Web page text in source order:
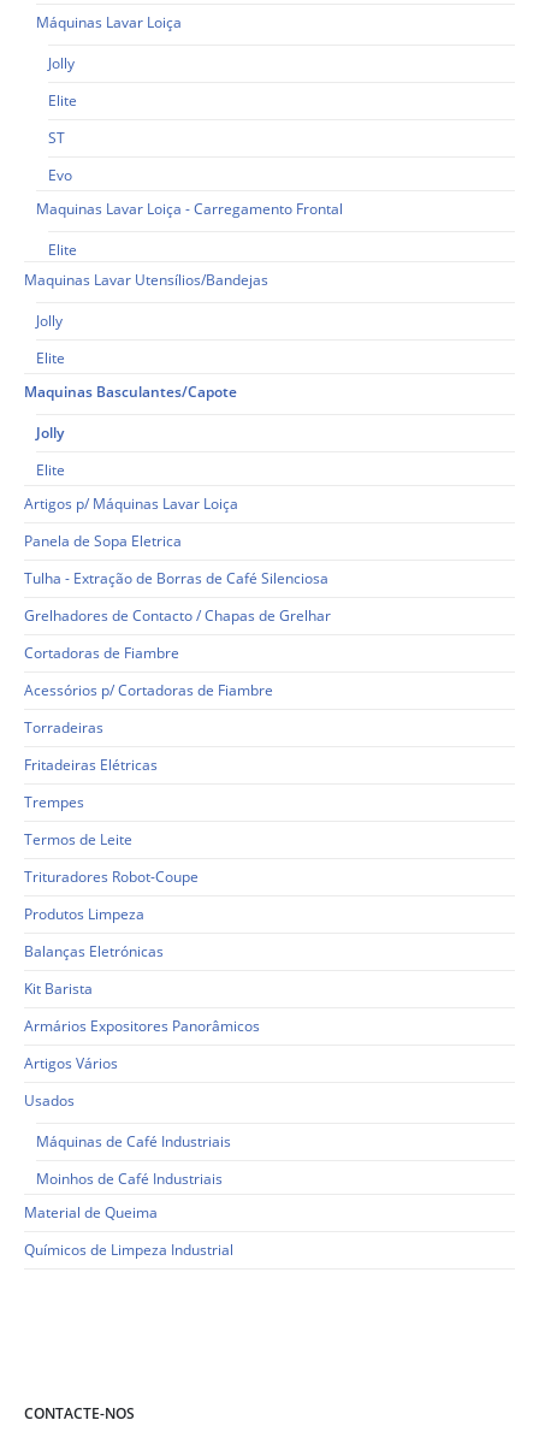
Máquinas Lavar Loiça
Jolly
Elite
ST
Evo
Maquinas Lavar Loiça - Carregamento Frontal
Elite
Maquinas Lavar Utensílios/Bandejas
Jolly
Elite
Maquinas Basculantes/Capote
Jolly
Elite
Artigos p/ Máquinas Lavar Loiça
Panela de Sopa Eletrica
Tulha - Extração de Borras de Café Silenciosa
Grelhadores de Contacto / Chapas de Grelhar
Cortadoras de Fiambre
Acessórios p/ Cortadoras de Fiambre
Torradeiras
Fritadeiras Elétricas
Trempes
Termos de Leite
Trituradores Robot-Coupe
Produtos Limpeza
Balanças Eletrónicas
Kit Barista
Armários Expositores Panorâmicos
Artigos Vários
Usados
Máquinas de Café Industriais
Moinhos de Café Industriais
Material de Queima
Químicos de Limpeza Industrial
CONTACTE-NOS